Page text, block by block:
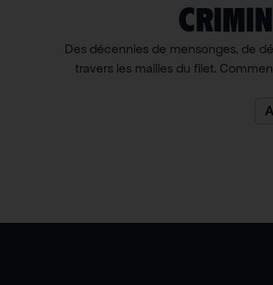
Des décennies de mensonges, de
travers les mailles du filet.